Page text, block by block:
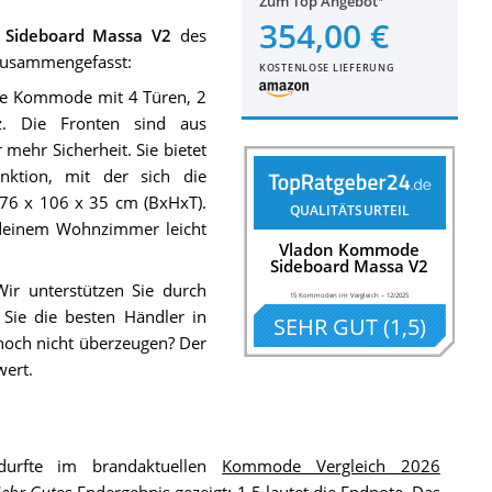
354,00 €
KOSTENLOSE LIEFERUNG
QUALITÄTSURTEIL
Vladon Kommode
Sideboard Massa V2
15 Kommoden im Vergleich –12/2025
SEHR GUT(1,5)
Massa V2 des
Kommode mit 4 Türen, 2
Die Fronten sind aus
Sicherheit. Sie bietet
mit der sich die
x 106 x 35 cm (BxHxT).
Wohnzimmer leicht
unterstützen Sie durch
die besten Händler in
nicht überzeugen? Der
im brandaktuellen Kommode Vergleich 2026